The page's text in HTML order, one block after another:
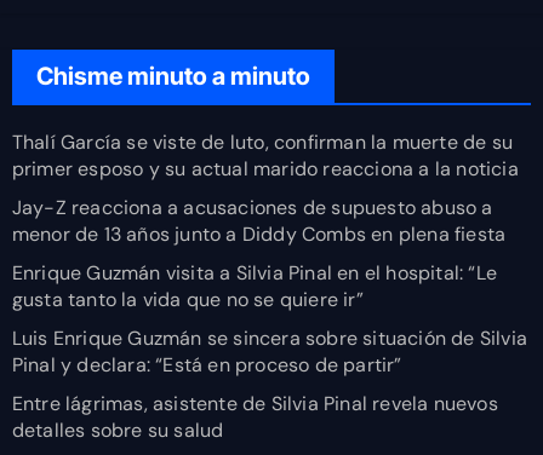
Chisme minuto a minuto
Thalí García se viste de luto, confirman la muerte de su
primer esposo y su actual marido reacciona a la noticia
Jay-Z reacciona a acusaciones de supuesto abuso a
menor de 13 años junto a Diddy Combs en plena fiesta
Enrique Guzmán visita a Silvia Pinal en el hospital: “Le
gusta tanto la vida que no se quiere ir”
Luis Enrique Guzmán se sincera sobre situación de Silvia
Pinal y declara: “Está en proceso de partir”
Entre lágrimas, asistente de Silvia Pinal revela nuevos
detalles sobre su salud